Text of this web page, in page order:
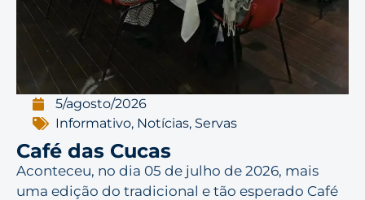
5/agosto/2026
Informativo, Notícias, Servas
Café das Cucas
Aconteceu, no dia 05 de julho de 2026, mais
uma edição do tradicional e tão esperado Café